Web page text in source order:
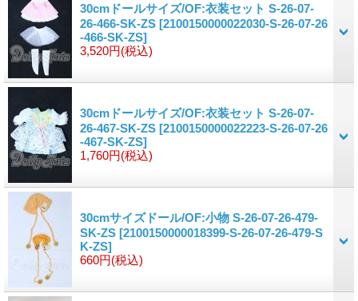
30cmドールサイズ/OF:衣装セット S-26-07-
26-466-SK-ZS [2100150000022030-S-26-07-26
-466-SK-ZS]
3,520円(税込)
30cmドールサイズ/OF:衣装セット S-26-07-
26-467-SK-ZS [2100150000022223-S-26-07-26
-467-SK-ZS]
1,760円(税込)
30cmサイズドール/OF:小物 S-26-07-26-479-
SK-ZS [2100150000018399-S-26-07-26-479-S
K-ZS]
660円(税込)